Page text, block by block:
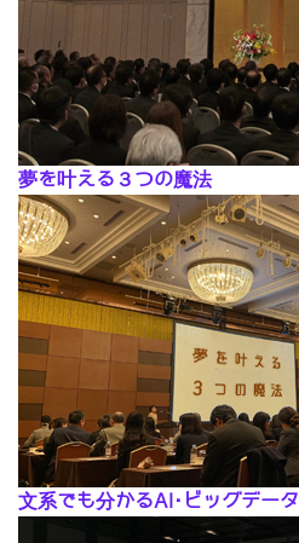
夢を叶える３つの魔法
文系でも分かるAI･ビッグデータ